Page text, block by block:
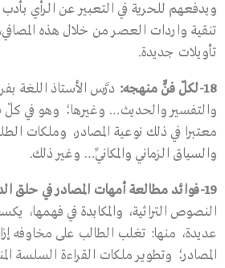
ويدفعهم للحرية في التعبير عن الرأي
تنقية واردات العصر من خلال هذه
تأويلات جديدة.
18- لكلّ فنٍّ منهجه: درَّس الأستاذ اللغة
والتفسير والحديث… وغيرها؛ وهو في كلّ
معتبرا في ذلك نوعية المصادر، وملكات
والسياق الزماني والمكانيِّ… وغير ذلك.
19- فوائد مطالعة أمهات المصادر في حلق
النصوص التراثية، والمكابدة في فهمها،
عديدة، منها: تغلب الطالب على مخاوفه
المصادر؛ وتطوير ملكات القراءة السلسة